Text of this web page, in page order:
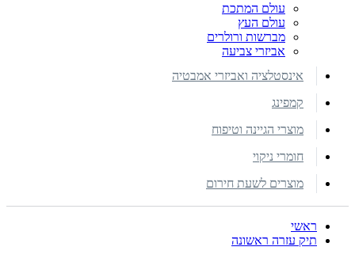
עולם המתכת
עולם העץ
מברשות ורולרים
אביזרי צביעה
אינסטלציה ואביזרי אמבטיה
קמפינג
מוצרי הגיינה וטיפוח
חומרי ניקוי
מוצרים לשעת חירום
ראשי
תיק עזרה ראשונה